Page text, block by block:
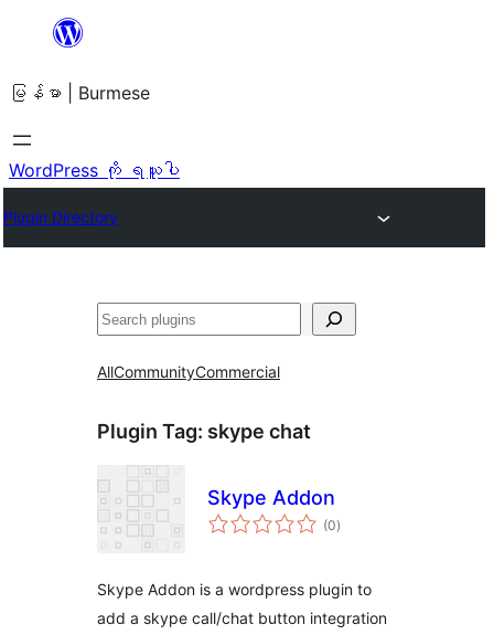
အကြောင်းအရာ
ကျော်သွား
ရန်
မြန်မာ | Burmese
WordPress ကို ရယူပါ
Plugin Directory
ရှာ
AllCommunityCommercial
Plugin Tag: skype chat
Skype Addon
(0total
ratings
)
Skype Addon is a wordpress plugin to
add a skype call/chat button integration